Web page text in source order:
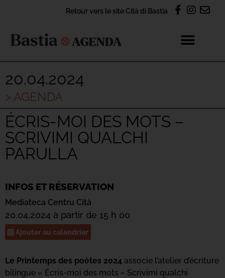
Retour vers le site Cità di Bastia
20.04.2024
> AGENDA
ÉCRIS-MOI DES MOTS –
SCRIVIMI QUALCHI
PARULLA
INFOS ET RÉSERVATION
Mediateca Centru Cità
20.04.2024 à partir de 15 h 00
Ajouter au calendrier
Le Printemps des poètes 2024 associe l’atelier d’écriture
bilingue « Écris-moi des mots – Scrivimi qualchi